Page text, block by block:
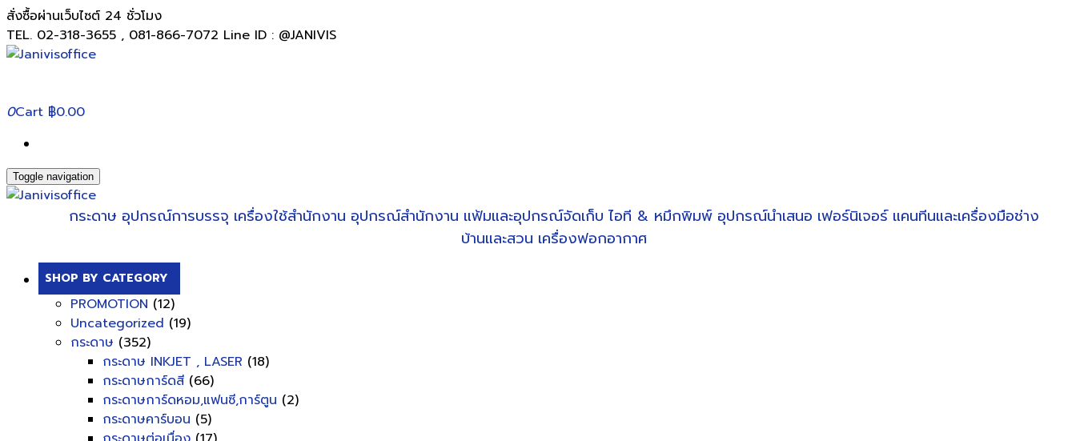
สั่งซื้อผ่านเว็บไซต์ 24 ชั่วโมง
TEL. 02-318-3655 , 081-866-7072 Line ID : @JANIVIS
0Cart ฿0.00
Toggle navigation
กระดาษ อุปกรณ์การบรรจุ เครื่องใช้สำนักงาน อุปกรณ์สำนักงาน แฟ้มและอุปกรณ์จัดเก็บ ไอที & หมึกพิมพ์ อุปกรณ์นำเสนอ เฟอร์นิเจอร์ แคนทีนและเครื่องมือช่าง
บ้านและสวน เครื่องฟอกอากาศ
SHOP BY CATEGORY
PROMOTION (12)
Uncategorized (19)
กระดาษ (352)
กระดาษ INKJET , LASER (18)
กระดาษการ์ดสี (66)
กระดาษการ์ดหอม,แฟนซี,การ์ตูน (2)
กระดาษคาร์บอน (5)